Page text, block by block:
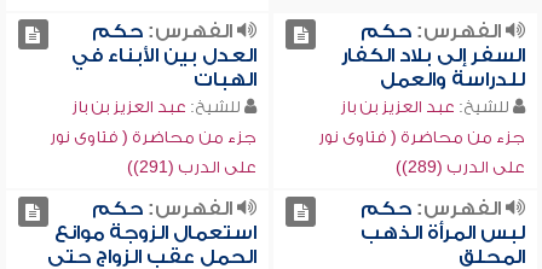
الفهرس:حكم
السفر إلى بلاد الكفار
للدراسة والعمل
للشيخ: عبد العزيز بن باز
جزء من محاضرة ( فتاوى نور
على الدرب (289))
الفهرس:حكم
العدل بين الأبناء في
الهبات
للشيخ: عبد العزيز بن باز
جزء من محاضرة ( فتاوى نور
على الدرب (291))
الفهرس:حكم
لبس المرأة الذهب
المحلق
الفهرس:حكم
استعمال الزوجة موانع
الحمل عقب الزواج حتى